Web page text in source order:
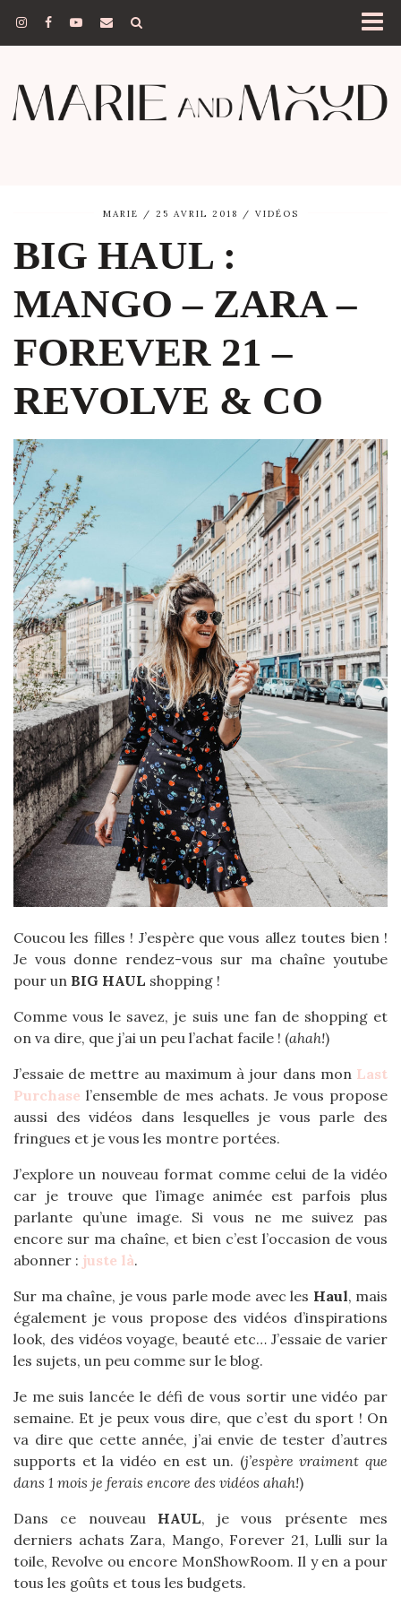
MARIE 25 AVRIL 2018 VIDÉOS
BIG HAUL :
MANGO – ZARA –
FOREVER 21 –
REVOLVE & CO
Coucou les filles ! J’espère que vous allez toutes bien !
Je vous donne rendez-vous sur ma chaîne youtube
pour un BIG HAUL shopping !
Comme vous le savez, je suis une fan de shopping et
on va dire, que j’ai un peu l’achat facile ! (ahah!)
J’essaie de mettre au maximum à jour dans mon Last
Purchase l’ensemble de mes achats. Je vous propose
aussi des vidéos dans lesquelles je vous parle des
fringues et je vous les montre portées.
J’explore un nouveau format comme celui de la vidéo
car je trouve que l’image animée est parfois plus
parlante qu’une image. Si vous ne me suivez pas
encore sur ma chaîne, et bien c’est l’occasion de vous
abonner : juste là.
Sur ma chaîne, je vous parle mode avec les Haul, mais
également je vous propose des vidéos d’inspirations
look, des vidéos voyage, beauté etc… J’essaie de varier
les sujets, un peu comme sur le blog.
Je me suis lancée le défi de vous sortir une vidéo par
semaine. Et je peux vous dire, que c’est du sport ! On
va dire que cette année, j’ai envie de tester d’autres
supports et la vidéo en est un. (j’espère vraiment que
dans 1 mois je ferais encore des vidéos ahah!)
Dans ce nouveau HAUL, je vous présente mes
derniers achats Zara, Mango, Forever 21, Lulli sur la
toile, Revolve ou encore MonShowRoom. Il y en a pour
tous les goûts et tous les budgets.